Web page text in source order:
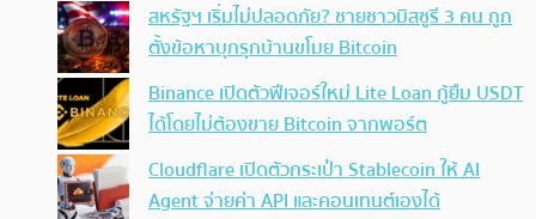
สหรัฐฯ เริ่มไม่ปลอดภัย? ชายชาวมิสซูรี 3 คน ถูก
ตั้งข้อหาบุกรุกบ้านขโมย Bitcoin
Binance เปิดตัวฟีเจอร์ใหม่ Lite Loan กู้ยืม USDT
ได้โดยไม่ต้องขาย Bitcoin จากพอร์ต
Cloudflare เปิดตัวกระเป๋า Stablecoin ให้ AI
Agent จ่ายค่า API และคอนเทนต์เองได้